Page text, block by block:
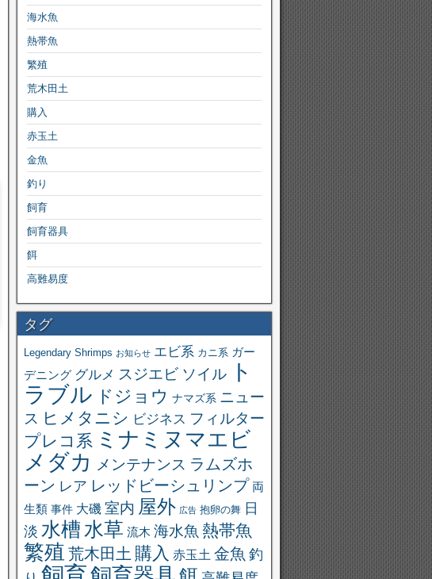
海水魚
熱帯魚
繁殖
荒木田土
購入
赤玉土
金魚
釣り
飼育
飼育器具
餌
高難易度
タグ
Legendary Shrimps お知らせ エビ系 カニ系 ガー
デニング グルメ スジエビ ソイル
ト
ラブル ドジョウ ナマズ系 ニュー
ス ヒメタニシ ビジネス フィルター
プレコ系 ミナミヌマエビ
メダカ メンテナンス ラムズホ
ーン レア レッドビーシュリンプ 両
生類 事件 大磯 室内 屋外 広告 抱卵の舞 日
淡 水槽 水草 流木 海水魚 熱帯魚
繁殖 荒木田土 購入 赤玉土 金魚 釣